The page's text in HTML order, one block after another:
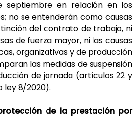
septiembre en relación en los
no se entenderán como causas
del contrato de trabajo, ni
de fuerza mayor, ni las causas
organizativas y de producción
las medidas de suspensión
de jornada (artículos 22 y
ley 8/2020).
de la prestación por